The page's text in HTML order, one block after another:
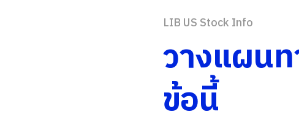
LIB US Stock Info
วางแผนท
ข้อนี้